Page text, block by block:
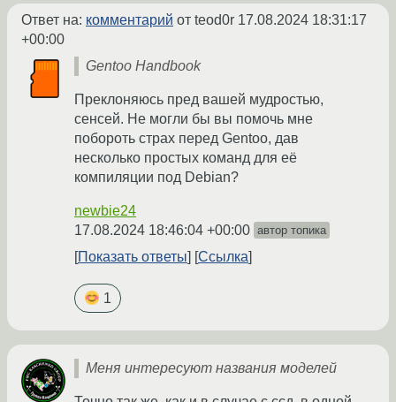
Ответ на: комментарий от teod0r 17.08.2024 18:31:17
+00:00
Gentoo Handbook
Преклоняюсь пред вашей мудростью,
сенсей. Не могли бы вы помочь мне
побороть страх перед Gentoo, дав
несколько простых команд для её
компиляции под Debian?
newbie24
17.08.2024 18:46:04 +00:00 автор топика
Показать ответы Ссылка
1
Меня интересуют названия моделей